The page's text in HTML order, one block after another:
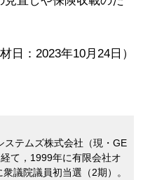
材日：2023年10月24日）
ステムズ株式会社（現・GE
て，1999年に有限会社オ
議院議員初当選（2期）。